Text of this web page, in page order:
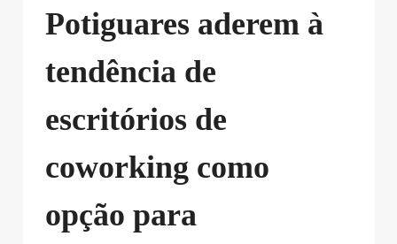
Potiguares aderem à
tendência de
escritórios de
coworking como
opção para